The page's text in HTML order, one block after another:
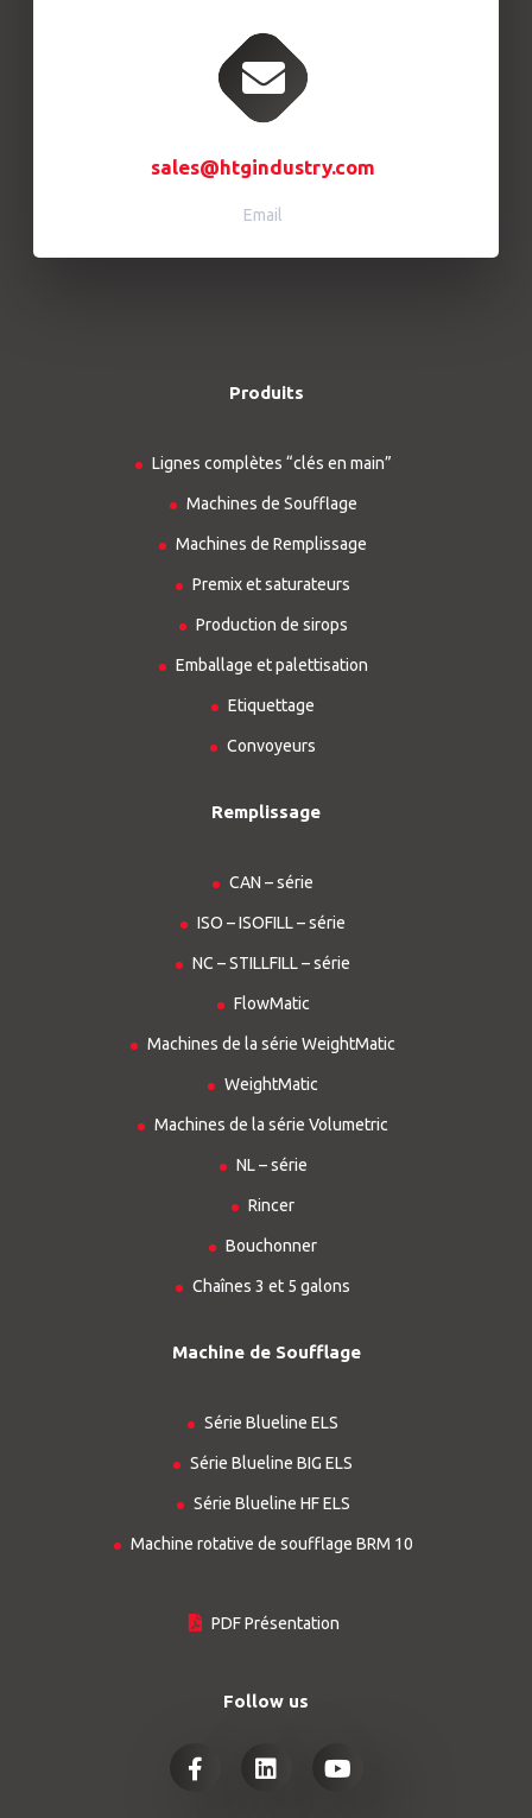
sales@htgindustry.com
Email
Produits
Lignes complètes “clés en main”
Machines de Soufflage
Machines de Remplissage
Premix et saturateurs
Production de sirops
Emballage et palettisation
Etiquettage
Convoyeurs
Remplissage
CAN – série
ISO – ISOFILL – série
NC – STILLFILL – série
FlowMatic
Machines de la série WeightMatic
WeightMatic
Machines de la série Volumetric
NL – série
Rincer
Bouchonner
Chaînes 3 et 5 galons
Machine de Soufflage
Série Blueline ELS
Série Blueline BIG ELS
Série Blueline HF ELS
Machine rotative de soufflage BRM 10
PDF Présentation
Follow us